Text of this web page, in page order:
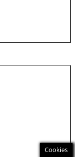
Cookies